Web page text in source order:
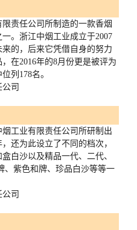
责任公司所制造的一款香烟
。浙江中烟工业成立于2007
的，后来它凭借自身的努力
，在2016年的8月份更是被评为
列 178名。
司
工业有限责任公司所研制出
，还为此设立了不同的档次，
白沙以及精品一代、二代、
、紫色和牌、珍品白沙等等一
司